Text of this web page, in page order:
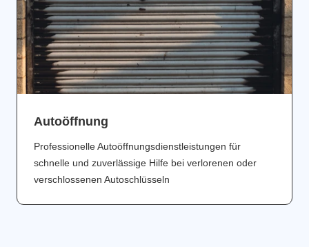
Аutoöffnung
Professionelle Autoöffnungsdienstleistungen für
schnelle und zuverlässige Hilfe bei verlorenen oder
verschlossenen Autoschlüsseln